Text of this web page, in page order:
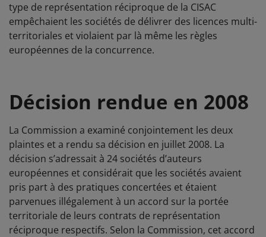
type de représentation réciproque de la CISAC
empêchaient les sociétés de délivrer des licences multi-
territoriales et violaient par là même les règles
européennes de la concurrence.
Décision rendue en 2008
La Commission a examiné conjointement les deux
plaintes et a rendu sa décision en juillet 2008. La
décision s’adressait à 24 sociétés d’auteurs
européennes et considérait que les sociétés avaient
pris part à des pratiques concertées et étaient
parvenues illégalement à un accord sur la portée
territoriale de leurs contrats de représentation
réciproque respectifs. Selon la Commission, cet accord